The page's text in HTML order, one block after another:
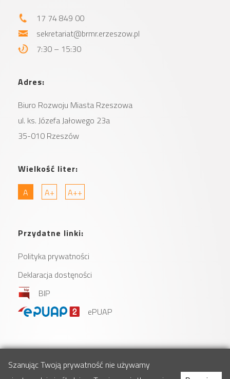
17 74 849 00
sekretariat@brmr.erzeszow.pl
7:30 – 15:30
Adres:
Biuro Rozwoju Miasta Rzeszowa
ul. ks. Józefa Jałowego 23a
35-010 Rzeszów
Wielkość liter:
A
A+ A++
Przydatne linki:
Polityka prywatności
Deklaracja dostęności
BIP
ePUAP
Szanując Twoją prywatność nie używamy